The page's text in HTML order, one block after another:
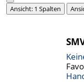
Ansicht: 1 Spalten